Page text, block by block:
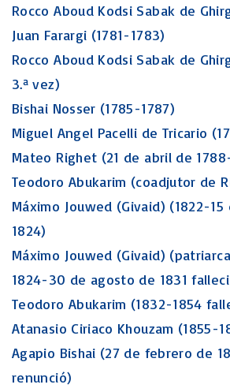
Rocco Aboud Kodsi Sabak de
Juan Farargi (1781-1783)
Rocco Aboud Kodsi Sabak de
3.ª vez)
Bishai Nosser (1785-1787)
Miguel Angel Pacelli de Tricario
Mateo Righet (21 de abril de
Teodoro Abukarim (coadjutor de
Máximo Jouwed (Givaid) (1822-
1824)
Máximo Jouwed (Givaid)
1824-30 de agosto de 1831
Teodoro Abukarim (1832-1854
Atanasio Ciriaco Khouzam (1855-
Agapio Bishai (27 de febrero de
renunció)